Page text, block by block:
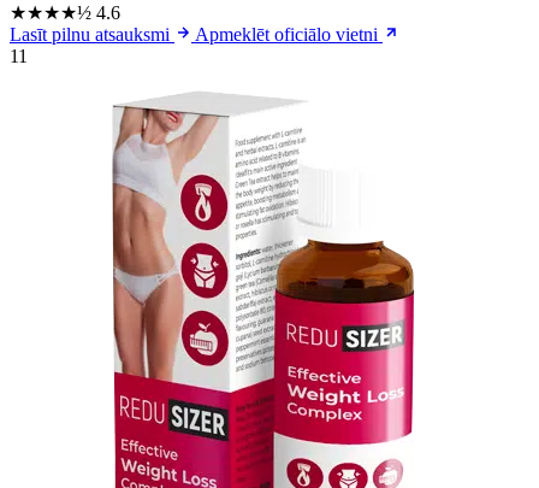
★★★★½ 4.6
Lasīt pilnu atsauksmi
Apmeklēt oficiālo vietni
11